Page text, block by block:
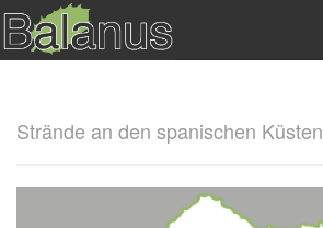
Strände an den spanischen Küsten